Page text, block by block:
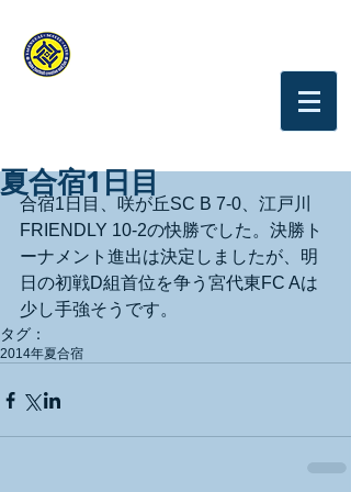
夏合宿1日目
合宿1日目、咲が丘SC B 7-0、江戸川
FRIENDLY 10-2の快勝でした。決勝ト
ーナメント進出は決定しましたが、明
日の初戦D組首位を争う宮代東FC Aは
少し手強そうです。
タグ：
2014年夏合宿